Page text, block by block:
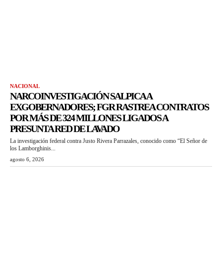
NACIONAL
NARCOINVESTIGACIÓN SALPICA A
EXGOBERNADORES; FGR RASTREA CONTRATOS
POR MÁS DE 324 MILLONES LIGADOS A
PRESUNTA RED DE LAVADO
La investigación federal contra Justo Rivera Parrazales, conocido como “El Señor de
los Lamborghinis...
agosto 6, 2026